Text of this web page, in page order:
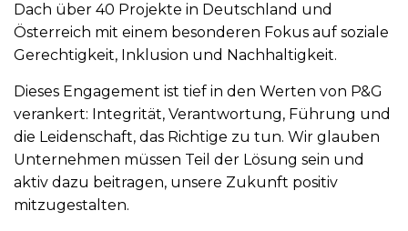
Dach über 40 Projekte in Deutschland und
Österreich mit einem besonderen Fokus auf soziale
Gerechtigkeit, Inklusion und Nachhaltigkeit.
Dieses Engagement ist tief in den Werten von P&G
verankert: Integrität, Verantwortung, Führung und
die Leidenschaft, das Richtige zu tun. Wir glauben
Unternehmen müssen Teil der Lösung sein und
aktiv dazu beitragen, unsere Zukunft positiv
mitzugestalten.